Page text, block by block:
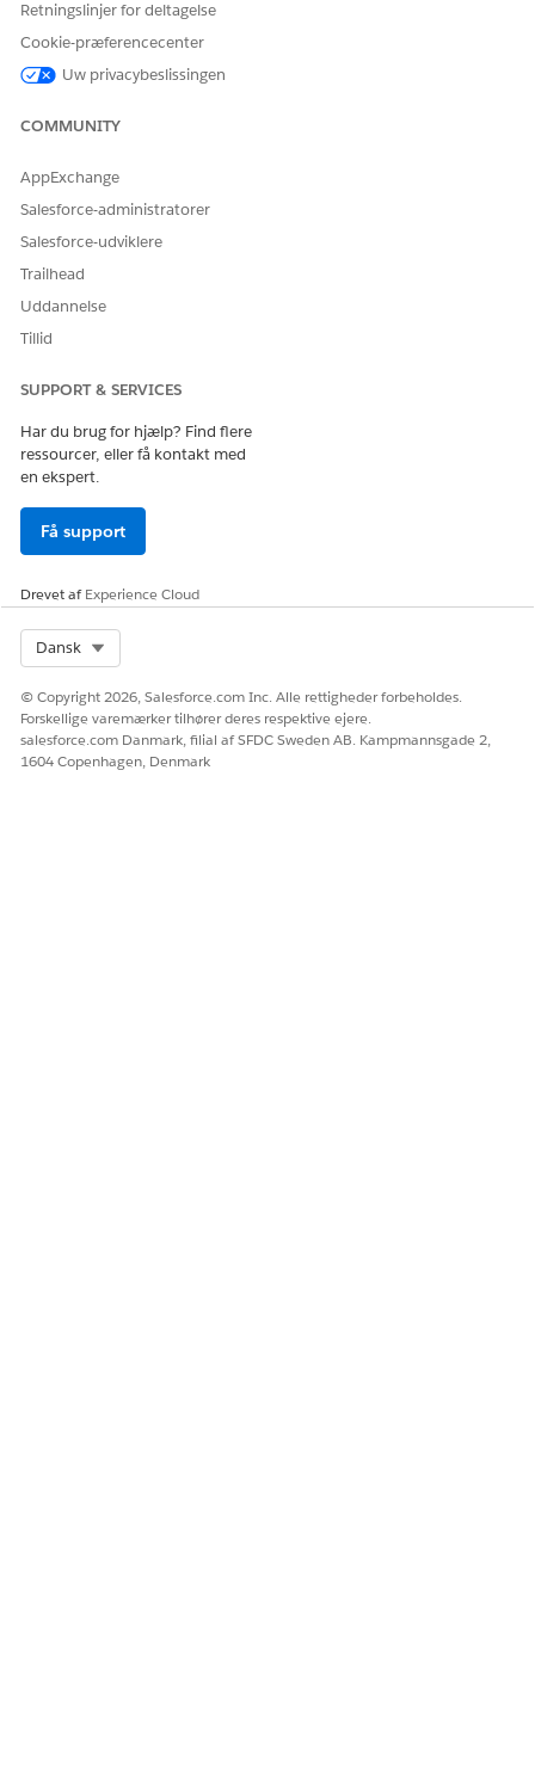
mobilsynkronisering fungerer for din organisation.
Relateret registrerings hentning
der er relateret til dem, der synkroniseres.
Retningslinjer for deltagelse
Cookie-præferencecenter
Uw privacybeslissingen
COMMUNITY
AppExchange
Salesforce-administratorer
Salesforce-udviklere
Trailhead
Uddannelse
Tillid
SUPPORT & SERVICES
Har du brug for hjælp? Find flere
ressourcer, eller få kontakt med
en ekspert.
Få support
Drevet afExperience Cloud
Dansk
© Copyright 2026, Salesforce.com Inc. Alle rettigheder forbeholdes.
Forskellige varemærker tilhører deres respektive ejere.
salesforce.com Danmark, filial af SFDC Sweden AB. Kampmannsgade 2,
1604 Copenhagen, Denmark